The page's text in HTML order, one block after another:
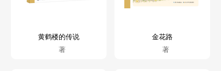
黄鹤楼的传说
著
金花路
著